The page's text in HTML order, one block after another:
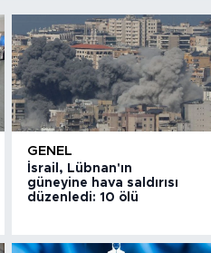
GENEL
İsrail, Lübnan'ın
güneyine hava saldırısı
düzenledi: 10 ölü